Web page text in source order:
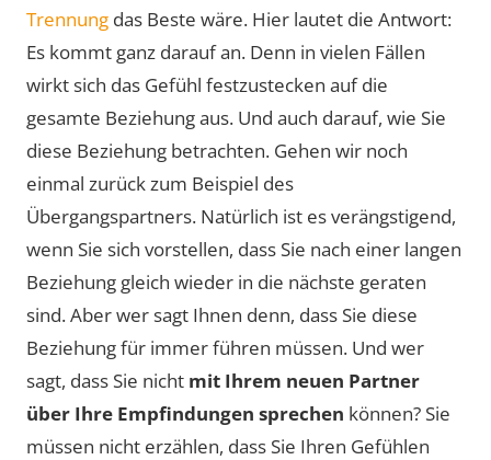
Trennung das Beste wäre. Hier lautet die Antwort:
Es kommt ganz darauf an. Denn in vielen Fällen
wirkt sich das Gefühl festzustecken auf die
gesamte Beziehung aus. Und auch darauf, wie Sie
diese Beziehung betrachten. Gehen wir noch
einmal zurück zum Beispiel des
Übergangspartners. Natürlich ist es verängstigend,
wenn Sie sich vorstellen, dass Sie nach einer langen
Beziehung gleich wieder in die nächste geraten
sind. Aber wer sagt Ihnen denn, dass Sie diese
Beziehung für immer führen müssen. Und wer
sagt, dass Sie nicht mit Ihrem neuen Partner
über Ihre Empfindungen sprechen können? Sie
müssen nicht erzählen, dass Sie Ihren Gefühlen